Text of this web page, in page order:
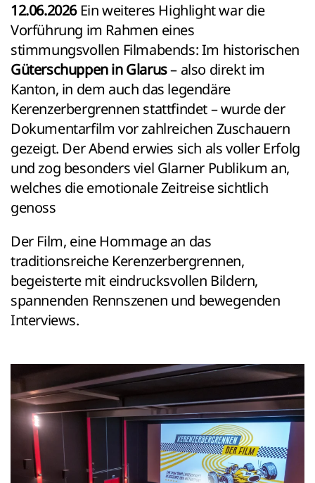
12.06.2026Ein weiteres Highlight war die
Vorführung im Rahmen eines
stimmungsvollen Filmabends: Im historischen
Güterschuppen in Glarus– also direkt im
Kanton, in dem auch das legendäre
Kerenzerbergrennen stattfindet – wurde der
Dokumentarfilm vor zahlreichen Zuschauern
gezeigt. Der Abend erwies sich als voller Erfolg
und zog besonders viel Glarner Publikum an,
welches die emotionale Zeitreise sichtlich
genoss
Der Film, eine Hommage an das
traditionsreiche Kerenzerbergrennen,
begeisterte mit eindrucksvollen Bildern,
spannenden Rennszenen und bewegenden
Interviews.